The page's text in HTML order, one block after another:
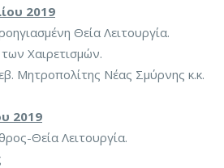
2019
Θεία Λειτουργία.
Χαιρετισμών.
Μητροπολίτης Νέας Σμύρνης κ.κ.
2019
Θεία Λειτουργία.